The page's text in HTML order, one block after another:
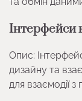
Інтерфейси
Опис:
дизайну та
для взаємодії